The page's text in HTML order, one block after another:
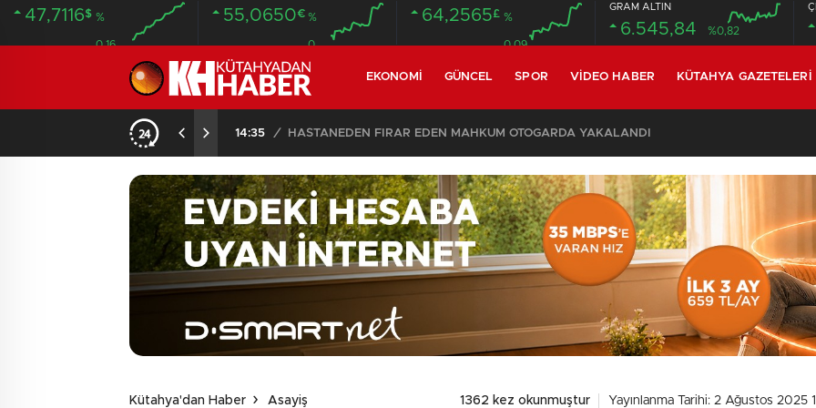
47,7116$ %
0.16
55,0650€ %
0
64,2565£ %
0.09
GRAM ALTIN
6.545,84 %0,82
EKONOMI GÜNCEL SPOR VIDEO HABER KÜTAHYA GAZETELERI
20:58 /
Kütahya'dan Haber Asayiş 1362 kez okunmuştur Yayınlanma Tarihi: 2 Ağustos 2025